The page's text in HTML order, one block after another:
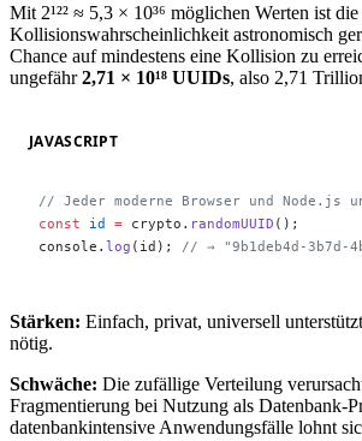
Mit 2¹²² ≈ 5,3 × 10³⁶ möglichen Werten ist die
Kollisionswahrscheinlichkeit astronomisch
Chance auf mindestens eine Kollision zu
ungefähr2,71 × 10¹⁸ UUIDs, also 2,71
JAVASCRIPT
// Jeder moderne Browser und Node.js
const id = crypto. randomUUID ();
console. log (id); // → "9b1deb4d-3b7d-
Stärken: Einfach, privat, universell
nötig.
Schwäche: Die zufällige Verteilung
Fragmentierung bei Nutzung als Datenbank-
datenbankintensive Anwendungsfälle lohnt